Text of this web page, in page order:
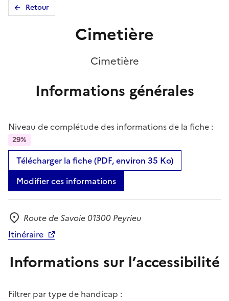
Retour
Cimetière
Cimetière
Informations générales
Niveau de complétude des informations de la fiche :
29%
Télécharger la fiche (PDF, environ 35 Ko)
Modifier ces informations
Adresse
Route de Savoie 01300 Peyrieu
Itinéraire
Informations sur l’accessibilité
Filtrer par type de handicap :